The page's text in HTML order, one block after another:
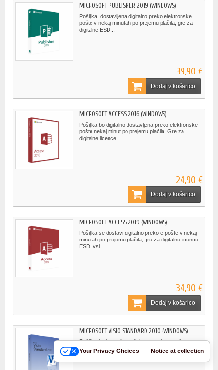
MICROSOFT PUBLISHER 2019 (WINDOWS)
Pošiljka, dostavljena digitalno preko elektronske
pošte v nekaj minutah po prejemu plačila, gre za
digitalne ESD...
39,90 €
Dodaj v košarico
MICROSOFT ACCESS 2016 (WINDOWS)
Pošiljka bo digitalno dostavljena preko elektronske
pošte nekaj minut po prejemu plačila. Gre za
digitalne licence...
24,90 €
Dodaj v košarico
MICROSOFT ACCESS 2019 (WINDOWS)
Pošiljka se dostavi digitalno preko e-pošte v nekaj
minutah po prejemu plačila, gre za digitalne licence
ESD, vsi...
34,90 €
Dodaj v košarico
MICROSOFT VISIO STANDARD 2010 (WINDOWS)
Pošiljka je dostavljena digitalno preko e-pošte v
nekaj minutah po prejemu plačila, gre za digitalne
licence ESD,...
Your Privacy Choices Notice at collection